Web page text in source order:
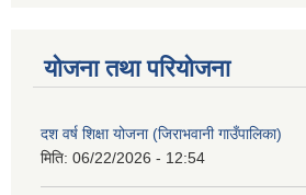
योजना तथा परियोजना
दश वर्ष शिक्षा योजना (जिराभवानी गाउँपालिका)
मिति: 06/22/2026 - 12:54